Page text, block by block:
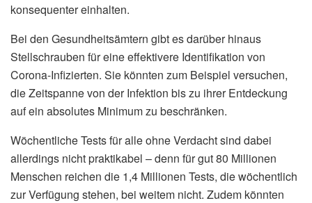
konsequenter einhalten.
Bei den Gesundheitsämtern gibt es darüber hinaus
Stellschrauben für eine effektivere Identifikation von
Corona-Infizierten. Sie könnten zum Beispiel versuchen,
die Zeitspanne von der Infektion bis zu ihrer Entdeckung
auf ein absolutes Minimum zu beschränken.
Wöchentliche Tests für alle ohne Verdacht sind dabei
allerdings nicht praktikabel – denn für gut 80 Millionen
Menschen reichen die 1,4 Millionen Tests, die wöchentlich
zur Verfügung stehen, bei weitem nicht. Zudem könnten